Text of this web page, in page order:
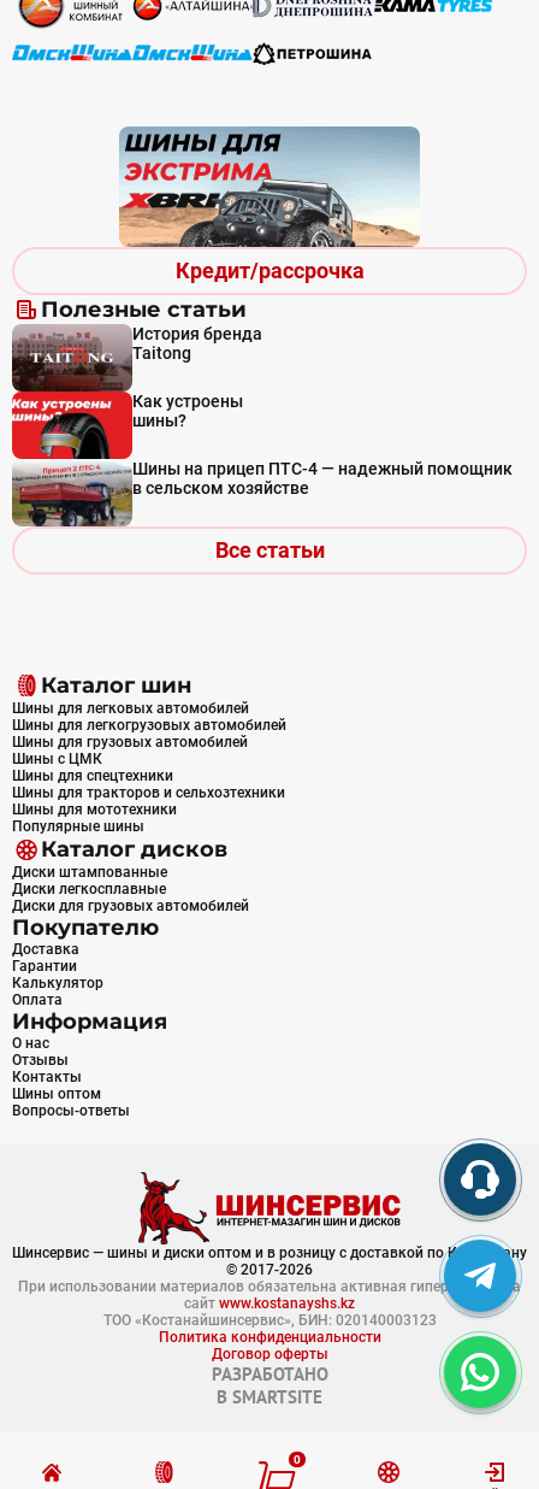
0
Кредит/рассрочка
Полезные статьи
История бренда
Taitong
Как устроены
шины?
Шины на прицеп ПТС-4 — надежный помощник
в сельском хозяйстве
Все статьи
Каталог шин
Шины для легковых автомобилей
Шины для легкогрузовых автомобилей
Шины для грузовых автомобилей
Шины с ЦМК
Шины для спецтехники
Шины для тракторов и сельхозтехники
Шины для мототехники
Популярные шины
Каталог дисков
Диски штампованные
Диски легкосплавные
Диски для грузовых автомобилей
Покупателю
Доставка
Гарантии
Калькулятор
Оплата
Информация
О нас
Отзывы
Контакты
Шины оптом
Вопросы-ответы
Шинсервис — шины и диски оптом и в розницу с доставкой по Казахстану
© 2017-2026
При использовании материалов обязательна активная гиперссылка на
сайт www.kostanayshs.kz
ТОО «Костанайшинсервис», БИН: 020140003123
Политика конфиденциальности
Договор оферты
РАЗРАБОТАНО
В SMARTSITE